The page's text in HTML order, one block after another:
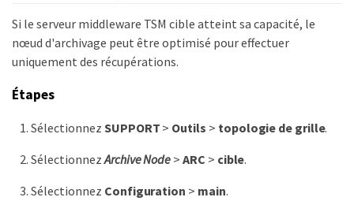
Si le serveur middleware TSM cible atteint sa capacité, le
nœud d'archivage peut être optimisé pour effectuer
uniquement des récupérations.
Étapes
Sélectionnez SUPPORT > Outils > topologie de grille.
SélectionnezArchive Node >ARC > cible.
Sélectionnez Configuration > main.